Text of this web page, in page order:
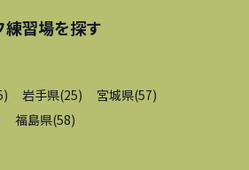
練習場を探す
) 岩手県(25) 宮城県(57)
福島県(58)